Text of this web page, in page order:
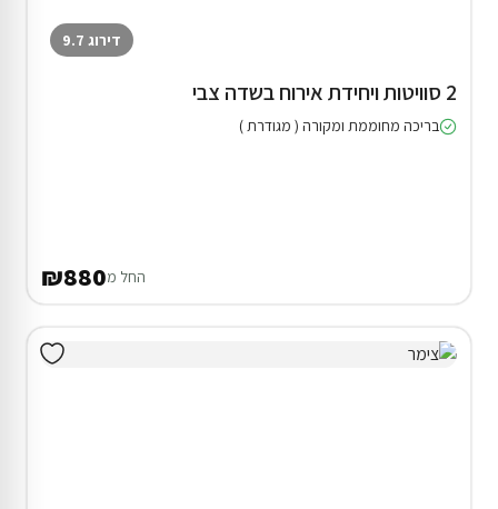
דירוג 9.7
2 סוויטות ויחידת אירוח בשדה צבי
בריכה מחוממת ומקורה ( מגודרת )
החל מ₪880